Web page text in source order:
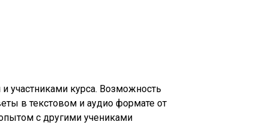
участниками курса. Возможность
в текстовом и аудио формате от
с другими учениками